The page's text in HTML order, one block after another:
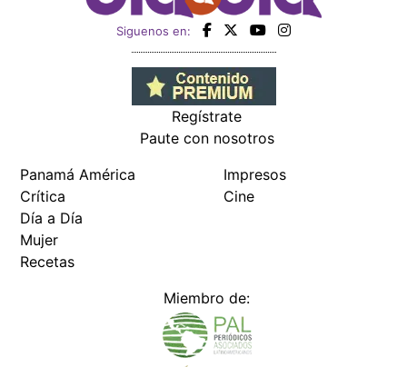
Siguenos en:
Regístrate
Paute con nosotros
Panamá América
Crítica
Día a Día
Mujer
Recetas
Impresos
Cine
Miembro de: